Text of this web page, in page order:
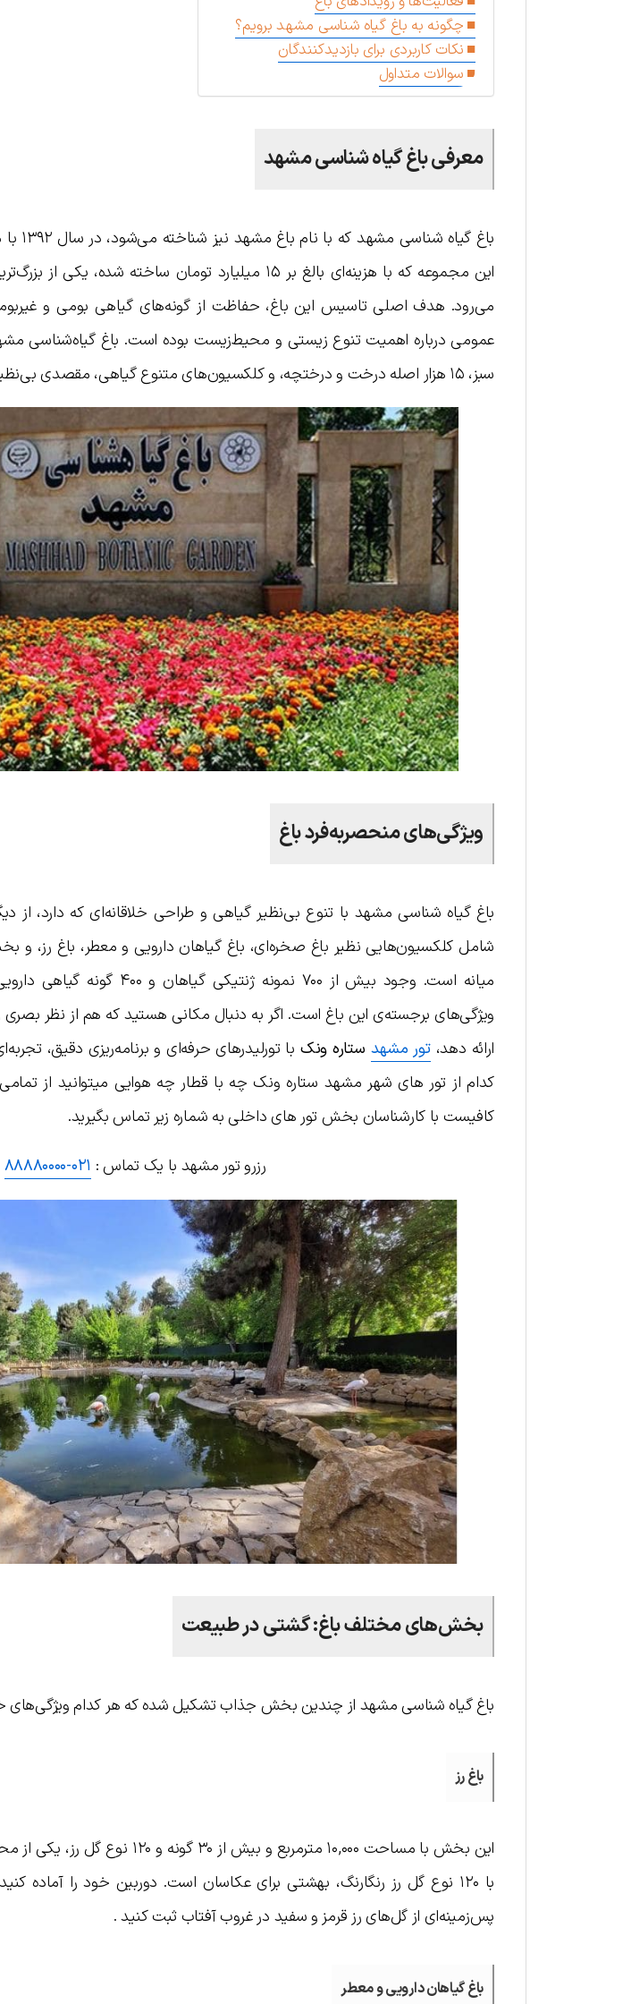
چگونه به باغ گیاه شناسی مشهد برویم؟
نکات کاربردی برای بازدیدکنندگان
سوالات متداول
معرفی باغ گیاه شناسی مشهد
این مجموعه که با هزینه‌ای بالغ بر ۱۵ میلیارد تومان ساخته
می‌رود. هدف اصلی تاسیس این باغ، حفاظت از گونه‌های گیاهی بومی و
سبز، ۱۵ هزار اصله درخت و درختچه، و کلکسیون‌های متنوع گیاهی، مقصدی بی‌نظیر برای گشت‌وگذار و یادگیری است.
ویژگی‌های منحصربه‌فرد باغ
باغ گیاه شناسی مشهد با تنوع بی‌نظیر گیاهی و طراحی خلاقانه‌ای که دارد، از
شامل کلکسیون‌هایی نظیر باغ صخره‌ای، باغ گیاهان دارویی و معطر، باغ رز، و
ویژگی‌های برجسته‌ی این باغ است. اگر به دنبال مکانی هستید که هم از نظر
ارائه دهد،تور مشهد ستاره ونک با تورلیدرهای حرفه‌ای و برنامه‌ریزی دقیق،
کدام از تور های شهر مشهد ستاره ونک چه با قطار چه هوایی میتوانید از
کافیست با کارشناسان بخش تور های داخلی به شماره زیر تماس بگیرید.
رزرو تور مشهد با یک تماس : ۰۲۱-۸۸۸۸۰۰۰۰
بخش‌های مختلف باغ: گشتی در طبیعت
باغ گیاه شناسی مشهد از چندین بخش جذاب تشکیل شده که هر کدام ویژگی‌های
باغ رز
این بخش با مساحت ۱۰,۰۰۰ مترمربع و
با ۱۲۰ نوع گل رز رنگارنگ، بهشتی برای عکاسان است. دوربین خود را
پس‌زمینه‌ای از گل‌های رز قرمز و سفید در غروب آفتاب ثبت کنید .
باغ گیاهان دارویی و معطر